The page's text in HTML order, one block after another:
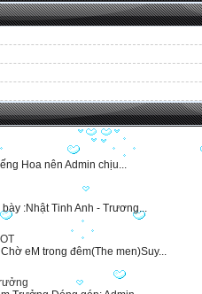
Hoa nên Admin chịu...
:Nhật Tinh Anh - Trương...
eM trong đêm(The men)Suy...